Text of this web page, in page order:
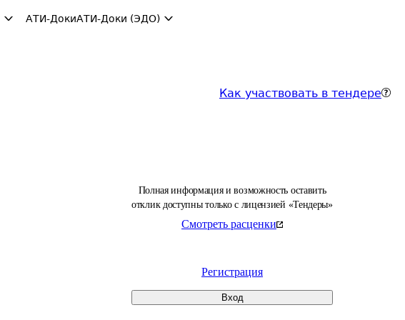
АТИ-ДокиАТИ-Доки (ЭДО)
Как участвовать в тендере
Полная информация и возможность оставить
отклик доступны только с лицензией «Тендеры»
Смотреть расценки
Регистрация
Вход